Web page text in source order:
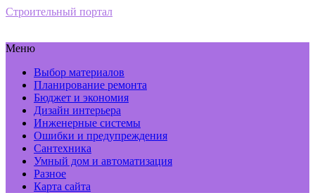
Строительный портал
Меню
Выбор материалов
Планирование ремонта
Бюджет и экономия
Дизайн интерьера
Инженерные системы
Ошибки и предупреждения
Сантехника
Умный дом и автоматизация
Разное
Карта сайта